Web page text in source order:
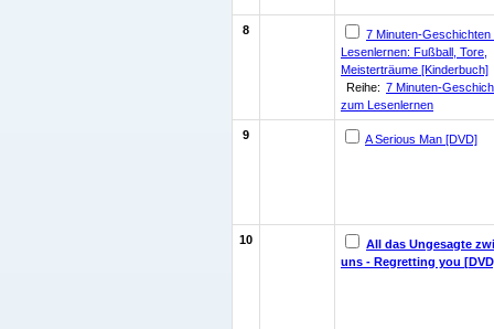
8
7 Minuten-Geschichten
Lesenlernen: Fußball, Tore,
Meisterträume [Kinderbuch]
Reihe: 7 Minuten-
zum Lesenlernen
9 A Serious Man [DVD]
10
All das Ungesagte
uns - Regretting you